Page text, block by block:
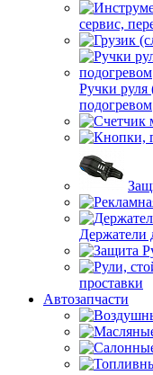
сервис,
Ручки руля
подогревом
Держатели
проставки
Автозапчасти